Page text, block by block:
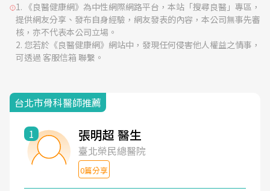
《良醫健康網》為中性網際網路平台，本站「搜尋良醫」專區，
提供網友分享、發布自身經驗，網友發表的內容，本公司無事先審
核，亦不代表本公司立場。
您若於《良醫健康網》網站中，發現任何侵害他人權益之情事，
可透過 客服信箱 聯繫。
台北市骨科醫師推薦
1 張明超 醫生
臺北榮民總醫院
0篇分享